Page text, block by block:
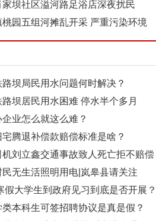
坝社区溢河路足浴店深夜扰民
园五组河摊乱开采 严重污染环境
坝局民用水问题何时解决？
坝居民用水困难 停水半个多月
业怎么就这么难？
腾退补偿款赔偿标准是啥？
机刘立鑫交通事故致人死亡拒不赔偿
无生活照明用电|岚皋县请关注
假大学生到政府见习到底是否开展？
本科生可签招聘协议是真是假？